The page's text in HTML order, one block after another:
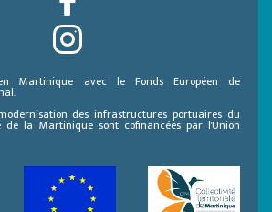
en Martinique avec le Fonds Européen de
des infrastructures portuaires du
la Martinique sont cofinancées par l'Union